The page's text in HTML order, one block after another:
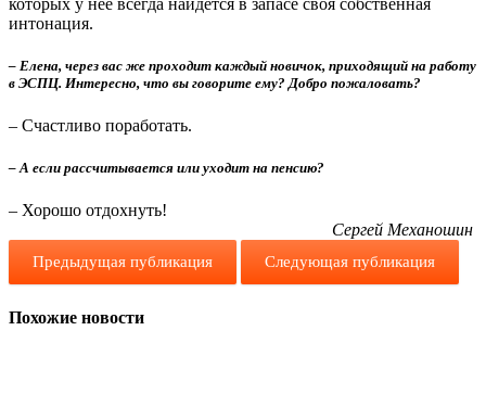
интонация.
– Елена, через вас же проходит каждый новичок, приходящий на работу
в ЭСПЦ. Интересно, что вы говорите ему? Добро пожаловать?
– Счастливо поработать.
– А если рассчитывается или уходит на пенсию?
– Хорошо отдохнуть!
Сергей Механошин
Предыдущая публикация Следующая публикация
Похожие новости